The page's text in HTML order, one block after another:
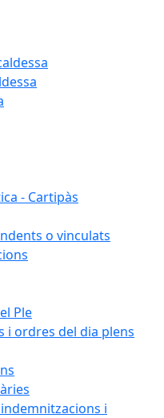
- Cartipàs
o vinculats
Ple
i ordres del dia plens
i